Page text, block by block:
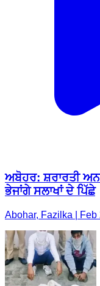
ਅਬੋਹਰ: ਸ਼ਰਾਰਤੀ
ਭੇਜਾਂਗੇ ਸਲਾਖਾਂ ਦੇ ਪਿੱਛੇ
Abohar, Fazilka | Feb